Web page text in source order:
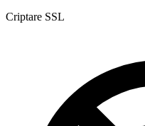
Criptare SSL